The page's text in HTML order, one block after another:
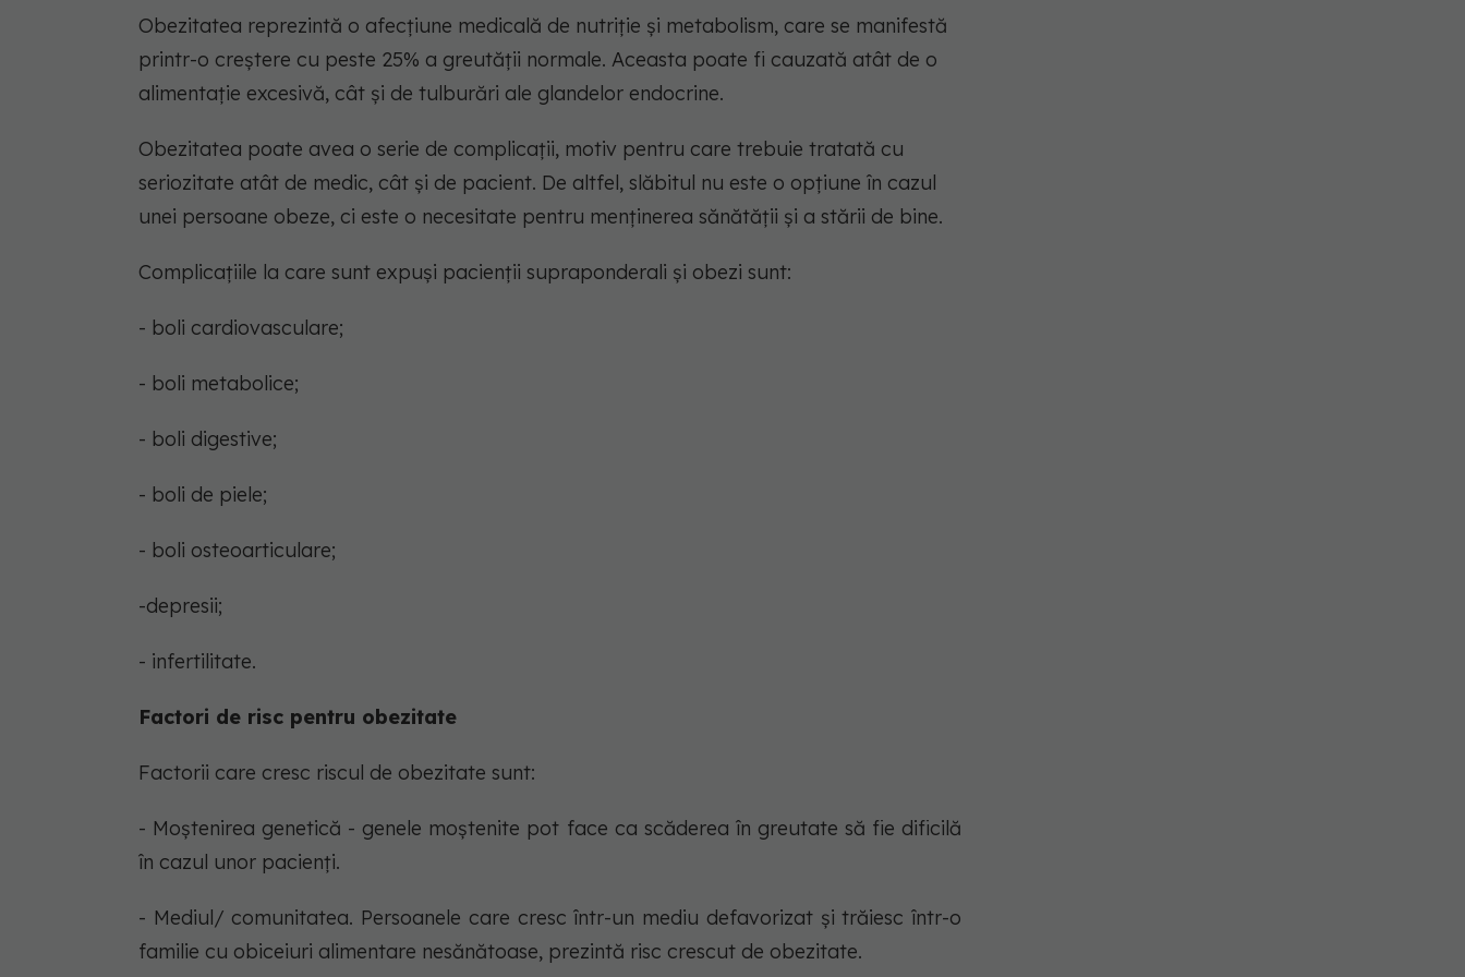
Obezitatea reprezintă o afecțiune medicală de nutriție și metabolism, care se manifestă
printr-o creștere cu peste 25% a greutății normale. Aceasta poate fi cauzată atât de o
alimentație excesivă, cât și de tulburări ale glandelor endocrine.
Obezitatea poate avea o serie de complicații, motiv pentru care trebuie tratată cu
seriozitate atât de medic, cât și de pacient. De altfel, slăbitul nu este o opțiune în cazul
unei persoane obeze, ci este o necesitate pentru menținerea sănătății și a stării de bine.
Complicațiile la care sunt expuși pacienții supraponderali și obezi sunt:
- boli cardiovasculare;
- boli metabolice;
- boli digestive;
- boli de piele;
- boli osteoarticulare;
-depresii;
- infertilitate.
Factori de risc pentru obezitate
Factorii care cresc riscul de obezitate sunt:
- Moștenirea genetică - genele moștenite pot face ca scăderea în greutate să fie dificilă
în cazul unor pacienți.
- Mediul/ comunitatea. Persoanele care cresc într-un mediu defavorizat și trăiesc într-o
familie cu obiceiuri alimentare nesănătoase, prezintă risc crescut de obezitate.